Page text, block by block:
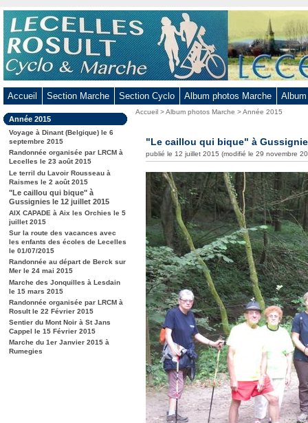
Aller
au
contenu
-
Aller
menu
principal
-
Aller
à
recherche
Accueil Section Marche Section Cyclo Album photos Marche
Dans
la
rubrique
:
Année 2015
Voyage à Dinant (Belgique) le 6
septembre 2015
Randonnée organisée par LRCM à
Lecelles le 23 août 2015
Le terril du Lavoir Rousseau à
Raismes le 2 août 2015
"Le caillou qui bique" à
Gussignies le 12 juillet 2015
AIX CAPADE à Aix les Orchies le 5
juillet 2015
Sur la route des vacances avec
les enfants des écoles de Lecelles
le 01/07/2015
Randonnée au départ de Berck sur
Mer le 24 mai 2015
Marche des Jonquilles à Lesdain
le 15 mars 2015
Randonnée organisée par LRCM à
Rosult le 22 Février 2015
Sentier du Mont Noir à St Jans
Cappel le 15 Février 2015
Marche du 1er Janvier 2015 à
Rumegies
Vous
Accueil >Album photos Marche >Année 2015
"Le caillou qui bique" à
publié le 12 juillet 2015 (modifié le 29 novembre